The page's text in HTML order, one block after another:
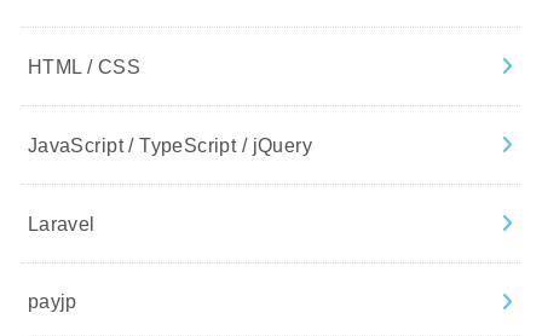
HTML / CSS
JavaScript / TypeScript / jQuery
Laravel
payjp